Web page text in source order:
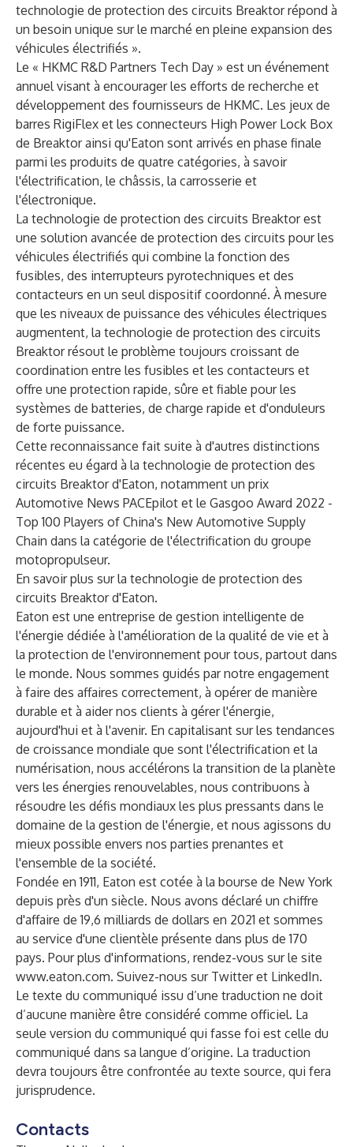
technologie de protection des circuits Breaktor répond à
un besoin unique sur le marché en pleine expansion des
véhicules électrifiés ».
Le « HKMC R&D Partners Tech Day » est un événement
annuel visant à encourager les efforts de recherche et
développement des fournisseurs de HKMC. Les jeux de
barres RigiFlex et les connecteurs High Power Lock Box
de Breaktor ainsi qu'Eaton sont arrivés en phase finale
parmi les produits de quatre catégories, à savoir
l'électrification, le châssis, la carrosserie et
l'électronique.
La technologie de protection des circuits Breaktor est
une solution avancée de protection des circuits pour les
véhicules électrifiés qui combine la fonction des
fusibles, des interrupteurs pyrotechniques et des
contacteurs en un seul dispositif coordonné. À mesure
que les niveaux de puissance des véhicules électriques
augmentent, la technologie de protection des circuits
Breaktor résout le problème toujours croissant de
coordination entre les fusibles et les contacteurs et
offre une protection rapide, sûre et fiable pour les
systèmes de batteries, de charge rapide et d'onduleurs
de forte puissance.
Cette reconnaissance fait suite à d'autres distinctions
récentes eu égard à la technologie de protection des
circuits Breaktor d'Eaton, notamment un prix
Automotive News PACEpilot et le Gasgoo Award 2022 -
Top 100 Players of China's New Automotive Supply
Chain dans la catégorie de l'électrification du groupe
motopropulseur.
En savoir plus sur la technologie de protection des
circuits Breaktord'Eaton.
Eaton est une entreprise de gestion intelligente de
l'énergie dédiée à l'amélioration de la qualité de vie et à
la protection de l'environnement pour tous, partout dans
le monde. Nous sommes guidés par notre engagement
à faire des affaires correctement, à opérer de manière
durable et à aider nos clients à gérer l'énergie,
aujourd'hui et à l'avenir. En capitalisant sur les tendances
de croissance mondiale que sont l'électrification et la
numérisation, nous accélérons la transition de la planète
vers les énergies renouvelables, nous contribuons à
résoudre les défis mondiaux les plus pressants dans le
domaine de la gestion de l'énergie, et nous agissons du
mieux possible envers nos parties prenantes et
l'ensemble de la société.
Fondée en 1911, Eaton est cotée à la bourse de New York
depuis près d'un siècle. Nous avons déclaré un chiffre
d'affaire de 19,6 milliards de dollars en 2021 et sommes
au service d'une clientèle présente dans plus de 170
pays. Pour plus d'informations, rendez-vous sur le site
www.eaton.com. Suivez-nous sur Twitter et LinkedIn.
Le texte du communiqué issu d’une traduction ne doit
d’aucune manière être considéré comme officiel. La
seule version du communiqué qui fasse foi est celle du
communiqué dans sa langue d’origine. La traduction
devra toujours être confrontée au texte source, qui fera
jurisprudence.
Contacts